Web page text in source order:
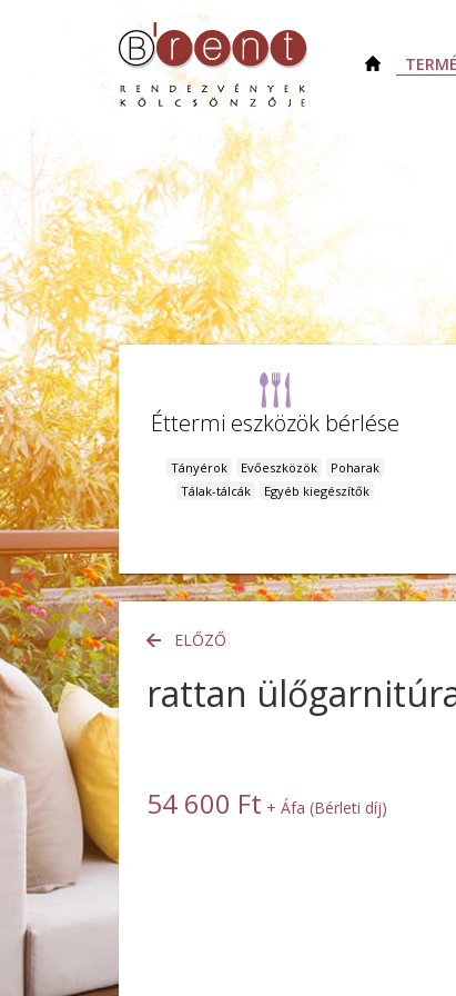
Éttermi eszközök bérlése
Tányérok Evőeszközök
Poharak
Tálak-tálcák
Egyéb kiegészítők
ELŐZŐ
rattan
54 600 Ft + Áfa (Bérleti díj)